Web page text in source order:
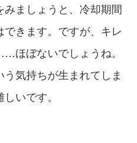
ましょうと、冷却期間
きます。ですが、キレ
ほぼないでしょうね。
気持ちが生まれてしま
いです。